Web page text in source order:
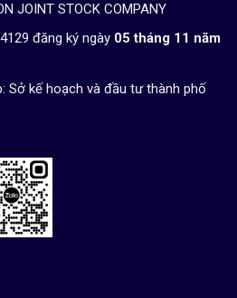
JOINT STOCK COMPANY
đăng ký ngày 05 tháng 11 năm
Sở kế hoạch và đầu tư thành phố